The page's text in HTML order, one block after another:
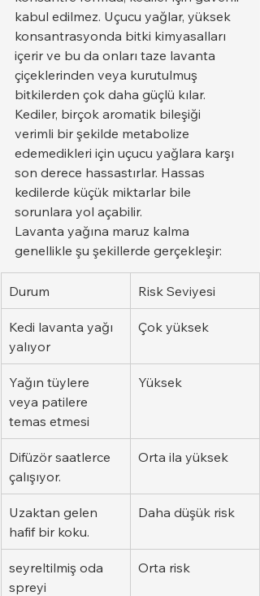
kabul edilmez. Uçucu yağlar, yüksek
konsantrasyonda bitki kimyasalları
içerir ve bu da onları taze lavanta
çiçeklerinden veya kurutulmuş
bitkilerden çok daha güçlü kılar.
Kediler, birçok aromatik bileşiği
verimli bir şekilde metabolize
edemedikleri için uçucu yağlara karşı
son derece hassastırlar. Hassas
kedilerde küçük miktarlar bile
sorunlara yol açabilir.
Lavanta yağına maruz kalma
genellikle şu şekillerde gerçekleşir:
Durum Risk Seviyesi
Kedi lavanta yağı
yalıyor
Çok yüksek
Yağın tüylere
veya patilere
temas etmesi
Yüksek
Difüzör saatlerce
çalışıyor.
Orta ila yüksek
Uzaktan gelen
hafif bir koku.
Daha düşük risk
seyreltilmiş oda
spreyi
Orta risk